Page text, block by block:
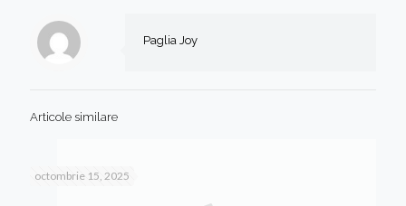
Paglia Joy
Articole similare
octombrie 15, 2025